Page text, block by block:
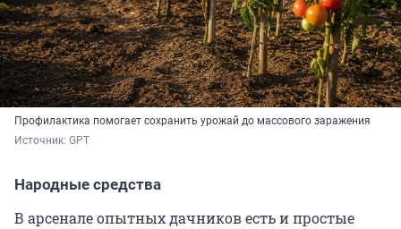
Профилактика помогает сохранить урожай до массового заражения
Источник: GPT
Народные средства
В арсенале опытных дачников есть и простые